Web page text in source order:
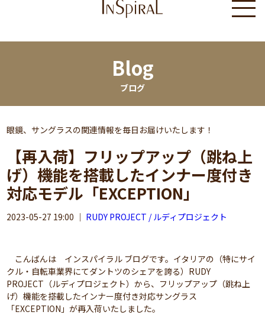
Blog
ブログ
眼鏡、サングラスの関連情報を毎日お届けいたします！
【再入荷】フリップアップ（跳ね上
げ）機能を搭載したインナー度付き
対応モデル「EXCEPTION」
2023-05-27 19:00 ｜ RUDY PROJECT / ルディプロジェクト
こんばんは インスパイラル ブログです。イタリアの（特にサイ
クル・自転車業界にてダントツのシェアを誇る）RUDY
PROJECT（ルディプロジェクト）から、フリップアップ（跳ね上
げ）機能を搭載したインナー度付き対応サングラス
「EXCEPTION」が再入荷いたしました。